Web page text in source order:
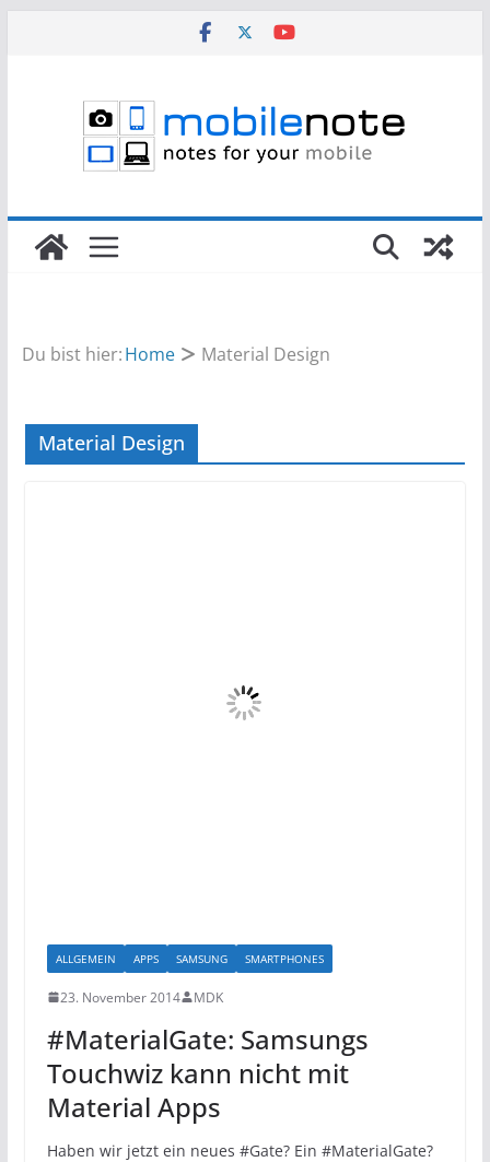
Du bist hier:Home Material Design
Material Design
ALLGEMEIN APPS SAMSUNG SMARTPHONES
23. November 2014 MDK
#MaterialGate: Samsungs
Touchwiz kann nicht mit
Material Apps
Haben wir jetzt ein neues #Gate? Ein #MaterialGate?